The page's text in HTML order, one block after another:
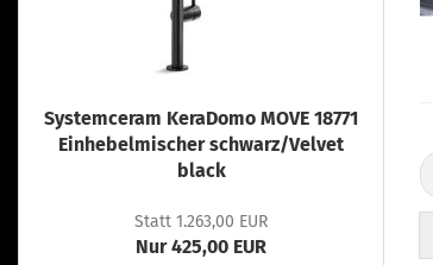
Systemceram KeraDomo MOVE 18771
Einhebelmischer schwarz/Velvet
black
Statt 1.263,00 EUR
Nur 425,00 EUR